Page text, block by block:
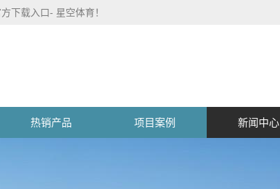
下载入口- 星空体育！
热销产品 项目案例 新闻中心